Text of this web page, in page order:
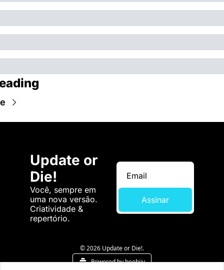
Update or
Die!
Você, sempre em
uma nova versão.
Criatividade &
repertório.
Assinar
© 2026 Update or Die!.
Powered by beehiiv